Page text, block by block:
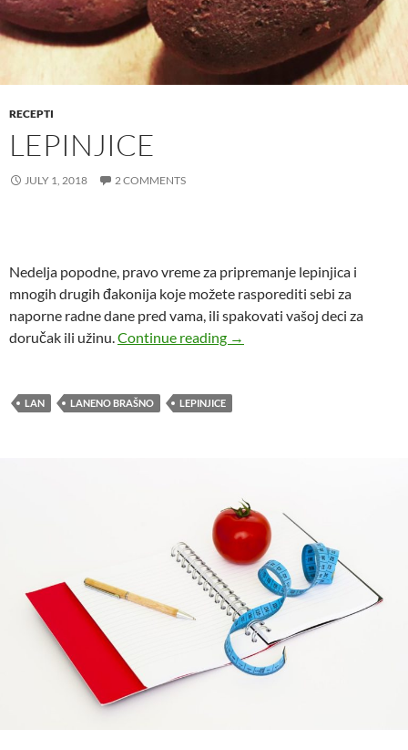
RECEPTI
LEPINJICE
JULY 1, 2018 2 COMMENTS
Nedelja popodne, pravo vreme za pripremanje lepinjica i
mnogih drugih đakonija koje možete rasporediti sebi za
naporne radne dane pred vama, ili spakovati vašoj deci za
doručak ili užinu.Continue reading Lepinjice
→
LAN LANENO BRAŠNO LEPINJICE